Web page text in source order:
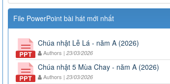
File PowerPoint bài hát mới nhất
Chúa nhật Lễ Lá - năm A (2026)
Authors | 23/03/2026
Chúa nhật 5 Mùa Chay - năm A (2026)
Authors | 23/03/2026